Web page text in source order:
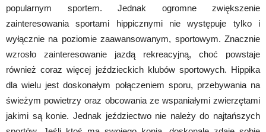
popularnym sportem. Jednak ogromne zwiększenie
zainteresowania sportami hippicznymi nie występuje tylko i
wyłącznie na poziomie zaawansowanym, sportowym. Znacznie
wzrosło zainteresowanie jazdą rekreacyjną, choć powstaje
również coraz więcej jeździeckich klubów sportowych. Hippika
dla wielu jest doskonałym połączeniem sporu, przebywania na
świeżym powietrzy oraz obcowania ze wspaniałymi zwierzętami
jakimi są konie. Jednak jeździectwo nie należy do najtańszych